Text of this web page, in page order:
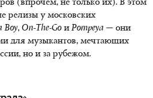
(впрочем, не только их). В этом
релизы у московских
Boy, On-The-Go иPompeya — они
для музыкантов, мечтающих
но и за рубежом.